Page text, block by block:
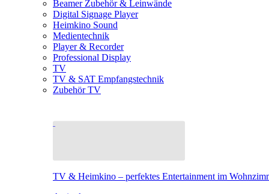
Beamer Zubehör & Leinwände
Digital Signage Player
Heimkino Sound
Medientechnik
Player & Recorder
Professional Display
TV
TV & SAT Empfangstechnik
Zubehör TV
TV & Heimkino – perfektes Entertainment im